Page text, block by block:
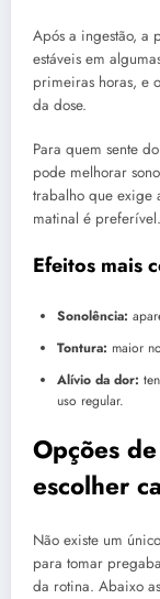
Após a ingestão, a
estáveis em
primeiras horas, e
da dose.
Para quem sente
pode melhorar
trabalho que exige
matinal é preferível.
Efeitos mais
Sonolência:
Tontura: maior
Alívio da dor:
uso regular.
Opções
escolher
Não existe um
para tomar
da rotina. Abaixo